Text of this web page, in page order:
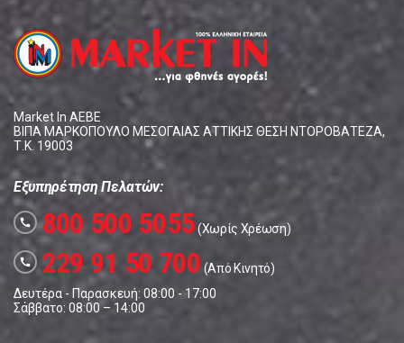
Market In ΑΕΒΕ
ΒΙΠΑ ΜΑΡΚΟΠΟΥΛΟ ΜΕΣΟΓΑΙΑΣ ΑΤΤΙΚΗΣ ΘΕΣΗ ΝΤΟΡΟΒΑΤΕΖΑ,
Τ.Κ. 19003
Εξυπηρέτηση Πελατών:
call 800 500 5055(Χωρίς Χρέωση)
call 229 91 50 700 (Από Κινητό)
Δευτέρα - Παρασκευή: 08:00 - 17:00
Σάββατο: 08:00 – 14:00